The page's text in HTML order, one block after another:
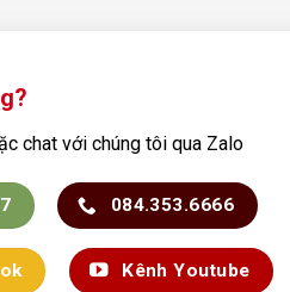
chat với chúng tôi qua Zalo
084.353.6666
Kênh Youtube